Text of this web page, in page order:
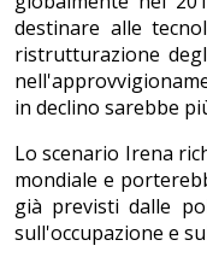
destinare alle
ristrutturazione
in declino sarebbe
Lo scenario Irena
mondiale e
già previsti dalle
sull'occupazione e